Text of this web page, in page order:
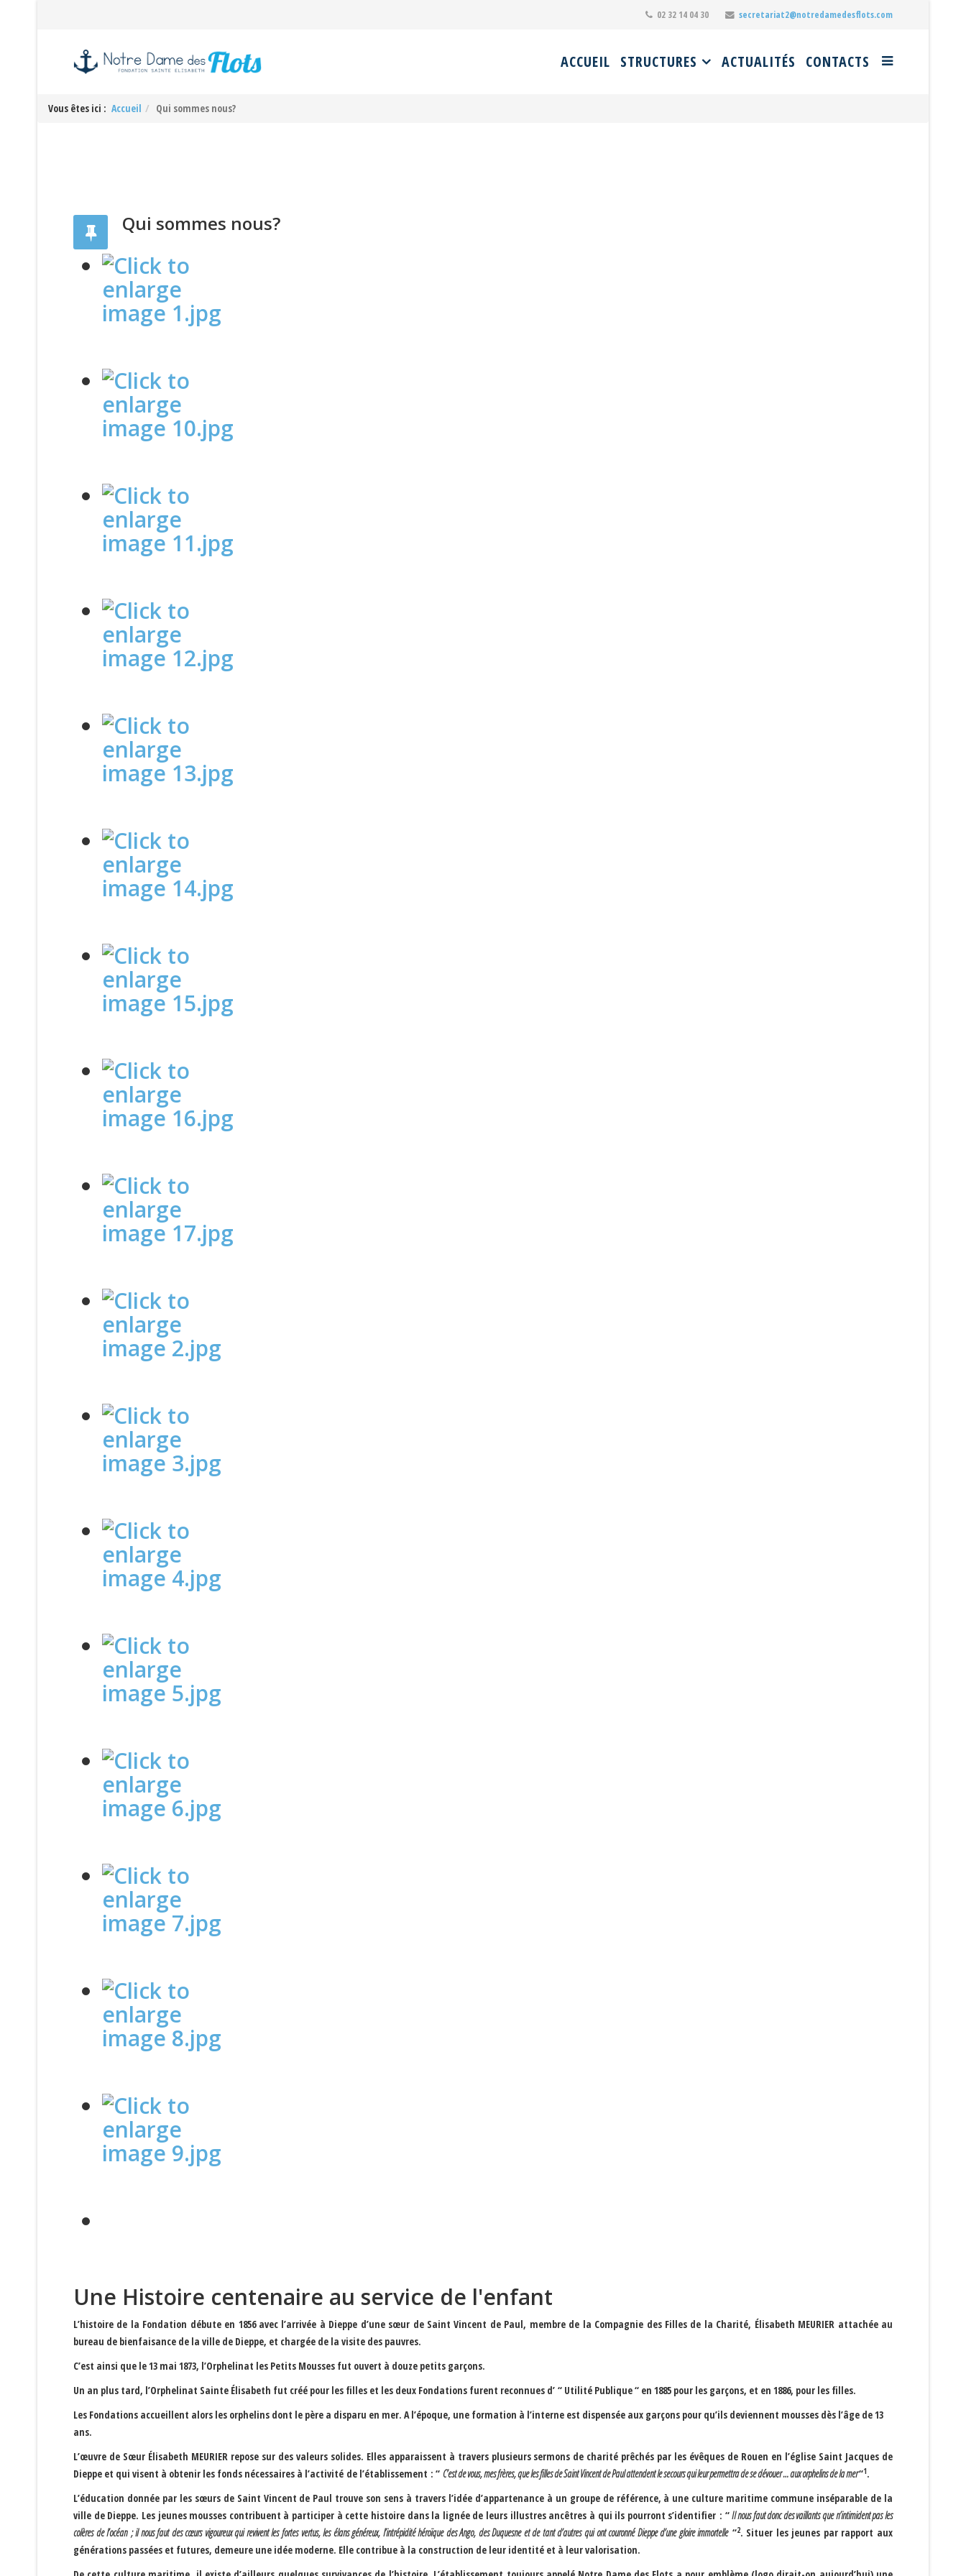
02 32 14 04 30 secretariat2@notredamedesflots.com
ACCUEIL STRUCTURES ACTUALITÉS CONTACTS
Vous êtes ici : Accueil Qui sommes nous?
Qui sommes nous?
Une Histoire centenaire au service de l'enfant
L’histoire de la Fondation débute en 1856 avec l’arrivée à Dieppe d’une sœur de Saint Vincent de Paul, membre de la Compagnie des Filles de la Charité, Élisabeth MEURIER attachée au
bureau de bienfaisance de la ville de Dieppe, et chargée de la visite des pauvres.
C’est ainsi que le 13 mai 1873, l’Orphelinat les Petits Mousses fut ouvert à douze petits garçons.
Un an plus tard, l’Orphelinat Sainte Élisabeth fut créé pour les filles et les deux Fondations furent reconnues d’ “ Utilité Publique“ en 1885 pour les garçons, et en 1886, pour les filles.
Les Fondations accueillent alors les orphelins dont le père a disparu en mer. A l’époque, une formation à l’interne est dispensée aux garçons pour qu’ils deviennent mousses dès l’âge de 13
ans.
L’œuvre de Sœur Élisabeth MEURIER repose sur des valeurs solides. Elles apparaissent à travers plusieurs sermons de charité prêchés par les évêques de Rouen en l’église Saint Jacques de
Dieppe et qui visent à obtenir les fonds nécessaires à l’activité de l’établissement : “ C’est de vous, mes frères, que les filles de Saint Vincent de Paul attendent le secours qui leur permettra de se dévouer … aux orphelins de la mer“1.
L’éducation donnée par les sœurs de Saint Vincent de Paul trouve son sens à travers l’idée d’appartenance à un groupe de référence, à une culture maritime commune inséparable de la
ville de Dieppe. Les jeunes mousses contribuent à participer à cette histoire dans la lignée de leurs illustres ancêtres à qui ils pourront s’identifier : “Il nous faut donc des vaillants que n’intimident pas les
colères de l’océan ; il nous faut des cœurs vigoureux qui revivent les fortes vertus, les élans généreux, l’intrépidité héroïque des Ango, des Duquesne et de tant d’autres qui ont couronné Dieppe d’une gloire immortelle“2. Situer les jeunes par rapport aux
générations passées et futures, demeure une idée moderne. Elle contribue à la construction de leur identité et à leur valorisation.